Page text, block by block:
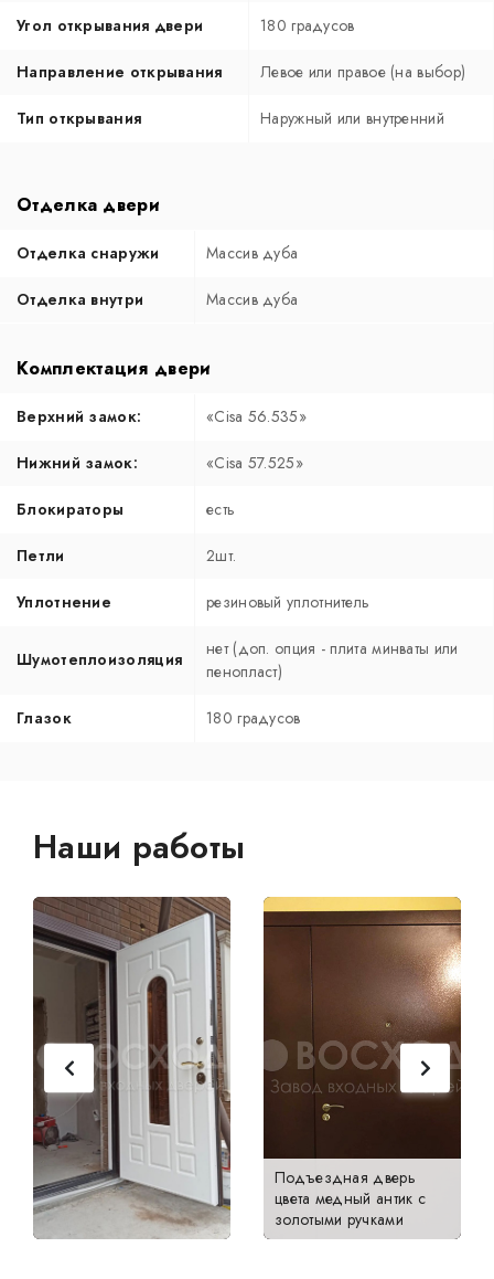
Угол открывания двери 180 градусов
Направление открывания Левое или правое (на выбор)
Тип открывания Наружный или внутренний
Отделка двери
Отделка снаружи Массив дуба
Отделка внутри Массив дуба
Комплектация двери
Верхний замок: «Cisa 56.535»
Нижний замок: «Cisa 57.525»
Блокираторы есть
Петли 2шт.
Уплотнение резиновый уплотнитель
Шумотеплоизоляция
нет (доп. опция - плита минваты или
пенопласт)
Глазок 180 градусов
Наши работы
Подъездная дверь
цвета медный антик с
золотыми ручками